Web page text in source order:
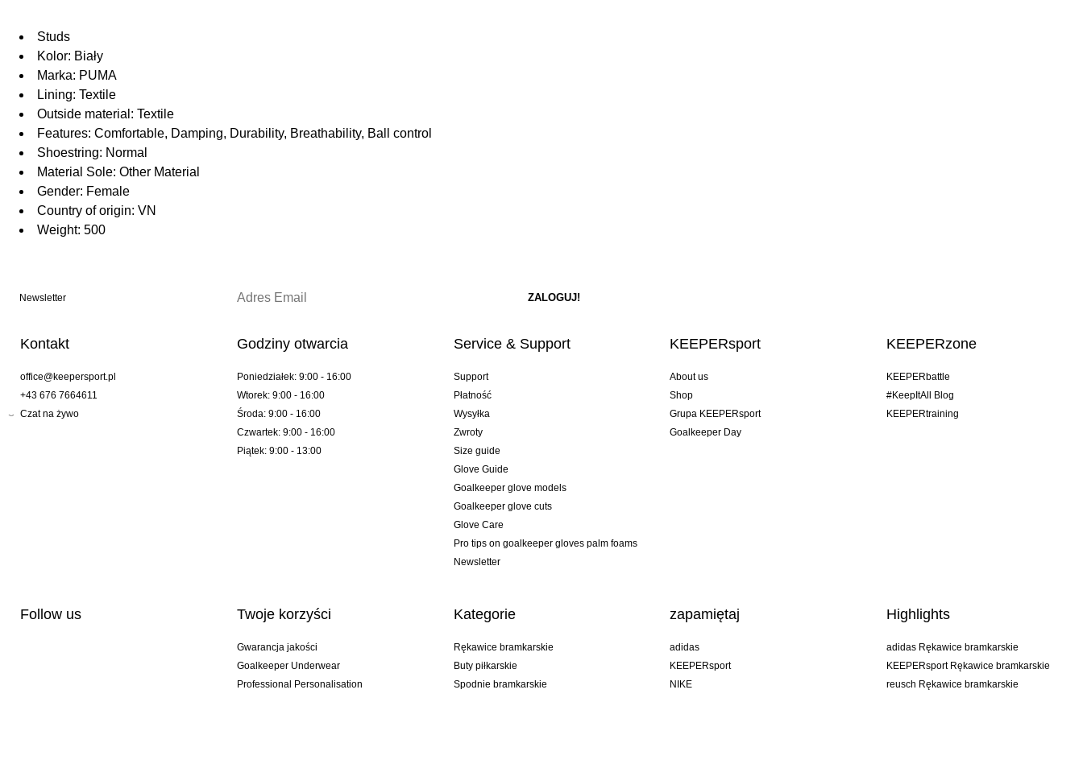
Studs
Kolor: Biały
Marka: PUMA
Lining: Textile
Outside material: Textile
Features: Comfortable, Damping, Durability, Breathability, Ball control
Shoestring: Normal
Material Sole: Other Material
Gender: Female
Country of origin: VN
Weight: 500
Newsletter
Kontakt
office@keepersport.pl
+43 676 7664611
Czat na żywo
Godziny otwarcia
Poniedziałek: 9:00 - 16:00
Wtorek: 9:00 - 16:00
Środa: 9:00 - 16:00
Czwartek: 9:00 - 16:00
Piątek: 9:00 - 13:00
Service & Support
Support
Płatność
Wysyłka
Zwroty
Size guide
Glove Guide
Goalkeeper glove models
Goalkeeper glove cuts
Glove Care
Pro tips on goalkeeper gloves palm foams
Newsletter
KEEPERsport
About us
Shop
Grupa KEEPERsport
Goalkeeper Day
KEEPERzone
KEEPERbattle
#KeepItAll Blog
KEEPERtraining
Follow us Twoje korzyści
Gwarancja jakości
Goalkeeper Underwear
Professional Personalisation
Kategorie
Rękawice bramkarskie
Buty piłkarskie
Spodnie bramkarskie
zapamiętaj
adidas
KEEPERsport
NIKE
Highlights
adidas Rękawice bramkarskie
KEEPERsport Rękawice bramkarskie
reusch Rękawice bramkarskie